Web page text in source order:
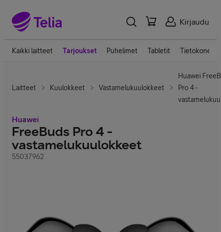
Kirjaudu
Kaikki laitteet Tarjoukset Puhelimet Tabletit Tietokoneet
Laitteet Kuulokkeet Vastamelukuulokkeet
Huawei
Pro 4 -
Huawei
FreeBuds Pro 4 -
vastamelukuulokkeet
55037962